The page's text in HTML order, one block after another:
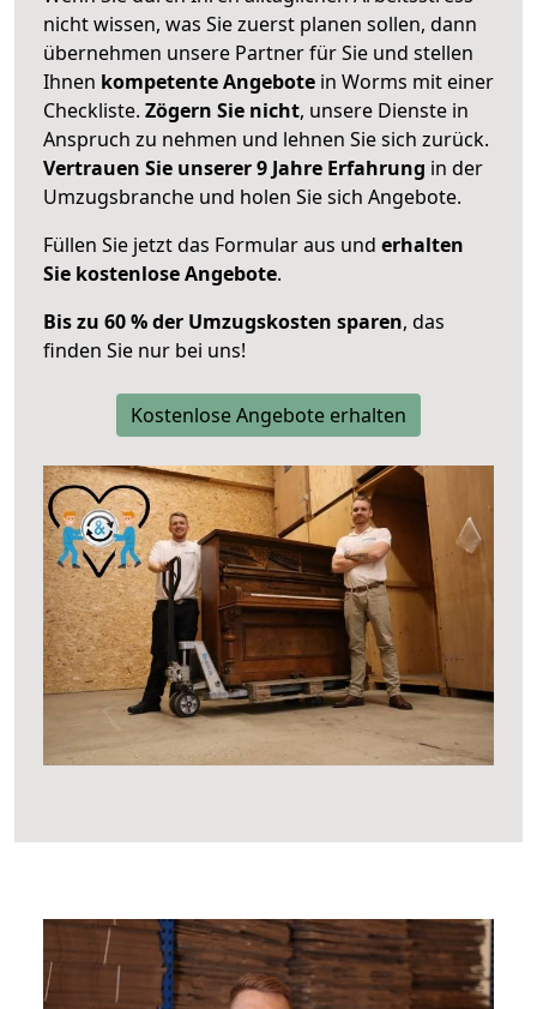
nicht wissen, was Sie zuerst planen sollen, dann
übernehmen unsere Partner für Sie und stellen
Ihnen kompetente Angebote in Worms mit einer
Checkliste. Zögern Sie nicht, unsere Dienste in
Anspruch zu nehmen und lehnen Sie sich zurück.
Vertrauen Sie unserer 9 Jahre Erfahrung in der
Umzugsbranche und holen Sie sich Angebote.
Füllen Sie jetzt das Formular aus und erhalten
Sie kostenlose Angebote.
Bis zu 60 % der Umzugskosten sparen, das
finden Sie nur bei uns!
Kostenlose Angebote erhalten